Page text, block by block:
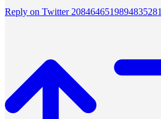
Reply on Twitter 2084646519894835281